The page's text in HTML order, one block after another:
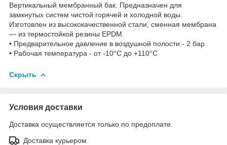
Вертикальный мембранный бак. Предназначен для
замкнутых систем чистой горячей и холодной воды.
Изготовлен из высококачественной стали, сменная мембрана
— из термостойкой резины EPDM.
• Предварительное давление в воздушной полости:- 2 бар
• Рабочая температура - от -10°С до +110°С
Скрыть
Условия доставки
Доставка осуществляется только по предоплате.
Доставка курьером